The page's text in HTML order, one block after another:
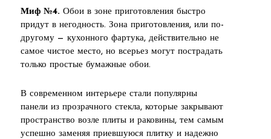
Миф №4. Обои в зоне приготовления быстро
придут в негодность. Зона приготовления, или по-
другому — кухонного фартука, действительно не
самое чистое место, но всерьез могут пострадать
только простые бумажные обои.
В современном интерьере стали популярны
панели из прозрачного стекла, которые закрывают
пространство возле плиты и раковины, тем самым
успешно заменяя приевшуюся плитку и надежно